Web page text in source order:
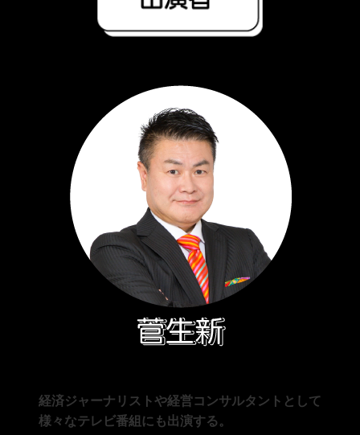
経済ジャーナリストや経営コンサルタントとして
様々なテレビ番組にも出演する。